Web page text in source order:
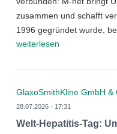
zusammen und schafft
1996 gegründet wurde,
weiterlesen
GlaxoSmithKline GmbH &
28.07.2026 - 17:31
Welt-Hepatitis-Tag: